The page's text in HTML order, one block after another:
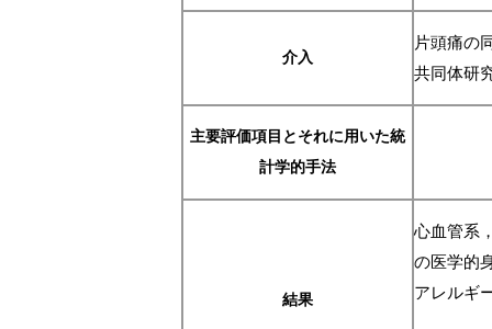
介入
片頭痛の
共同体研
主要評価項目とそれに用いた統
計学的手法
結果
心血管系
の医学的
アレルギ